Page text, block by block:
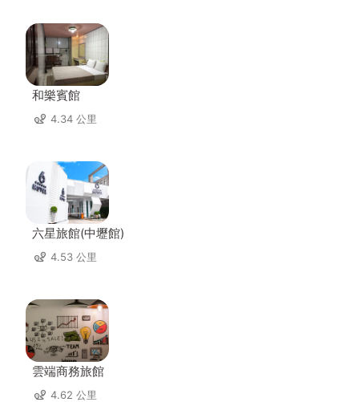
和樂賓館
4.34 公里
六星旅館(中壢館)
4.53 公里
雲端商務旅館
4.62 公里